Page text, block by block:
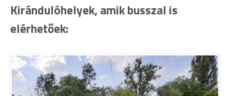
Kirándulóhelyek, amik busszal is
elérhetőek: